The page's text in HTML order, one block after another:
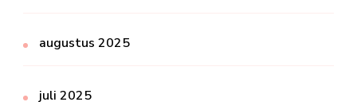
augustus 2025
juli 2025